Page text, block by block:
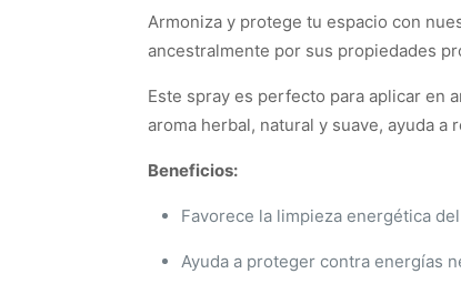
Armoniza y protege tu espacio con
ancestralmente por sus propiedades
Este spray es perfecto para aplicar en
aroma herbal, natural y suave, ayuda
Beneficios:
Favorece la limpieza energética
Ayuda a proteger contra energías